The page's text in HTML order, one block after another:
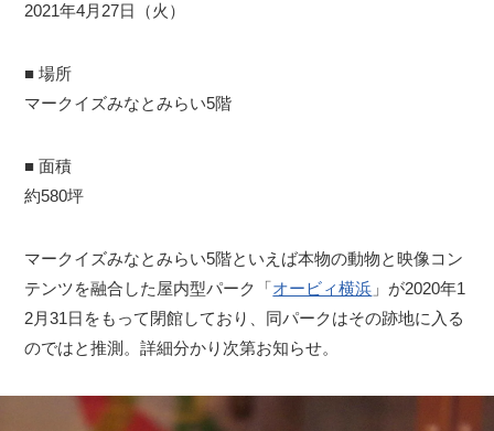
2021年4月27日（火）
■ 場所
マークイズみなとみらい5階
■ 面積
約580坪
マークイズみなとみらい5階といえば本物の動物と映像コン
テンツを融合した屋内型パーク「オービィ横浜 」が2020年1
2月31日をもって閉館しており、同パークはその跡地に入る
のではと推測。詳細分かり次第お知らせ。